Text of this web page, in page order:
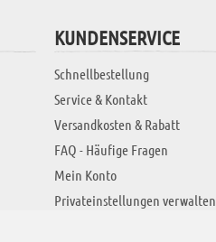
KUNDENSERVICE
Schnellbestellung
Service & Kontakt
Versandkosten & Rabatt
FAQ - Häufige Fragen
Mein Konto
Privateinstellungen verwalten